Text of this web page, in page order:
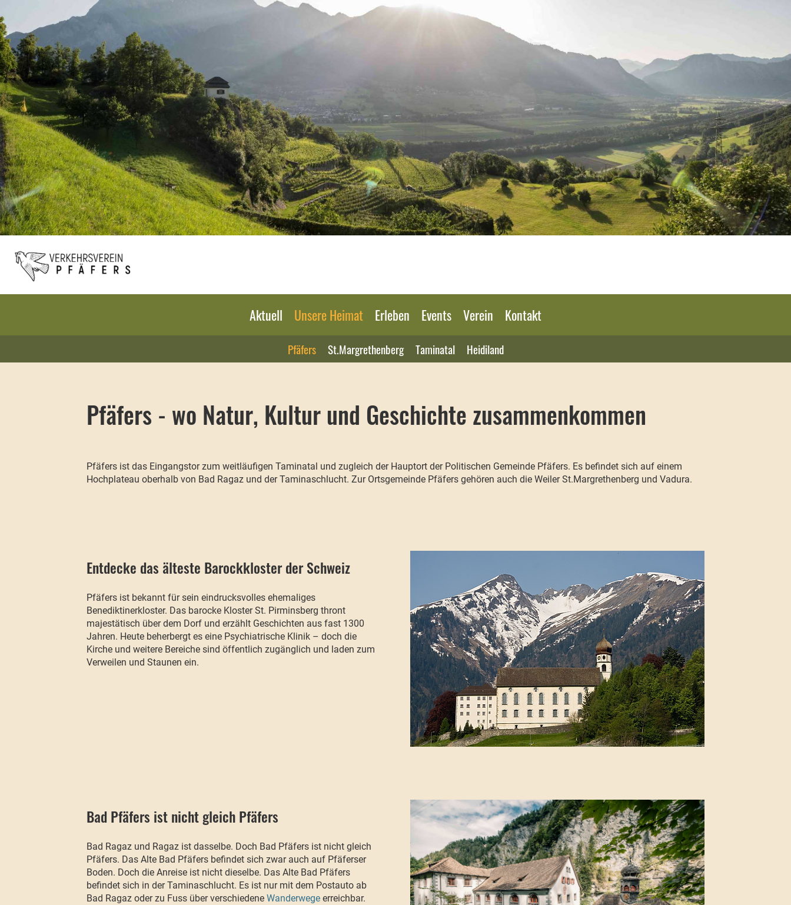
Aktuell Unsere Heimat Erleben Events Verein Kontakt
Pfäfers St.Margrethenberg Taminatal Heidiland
Pfäfers - wo Natur, Kultur und Geschichte zusammenkommen
Pfäfers ist das Eingangstor zum weitläufigen Taminatal und zugleich der Hauptort der Politischen Gemeinde Pfäfers. Es befindet sich auf einem
Hochplateau oberhalb von Bad Ragaz und der Taminaschlucht. Zur Ortsgemeinde Pfäfers gehören auch die Weiler St.Margrethenberg und Vadura.
Entdecke das älteste Barockkloster der Schweiz
Pfäfers ist bekannt für sein eindrucksvolles ehemaliges
Benediktinerkloster. Das barocke Kloster St. Pirminsberg thront
majestätisch über dem Dorf und erzählt Geschichten aus fast 1300
Jahren. Heute beherbergt es eine Psychiatrische Klinik – doch die
Kirche und weitere Bereiche sind öffentlich zugänglich und laden zum
Verweilen und Staunen ein.
Bad Pfäfers ist nicht gleich Pfäfers
Bad Ragaz und Ragaz ist dasselbe. Doch Bad Pfäfers ist nicht gleich
Pfäfers. Das Alte Bad Pfäfers befindet sich zwar auch auf Pfäferser
Boden. Doch die Anreise ist nicht dieselbe. Das Alte Bad Pfäfers
befindet sich in der Taminaschlucht. Es ist nur mit dem Postauto ab
Bad Ragaz oder zu Fuss über verschiedene Wanderwege erreichbar.